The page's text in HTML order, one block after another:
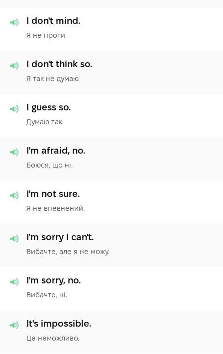
I don't mind.
Я не проти.
I don't think so.
Я так не думаю.
I guess so.
Думаю так.
I'm afraid, no.
Боюся, що ні.
I'm not sure.
Я не впевнений.
I'm sorry I can't.
Вибачте, але я не можу.
I'm sorry, no.
Вибачте, ні.
It's impossible.
Це неможливо.